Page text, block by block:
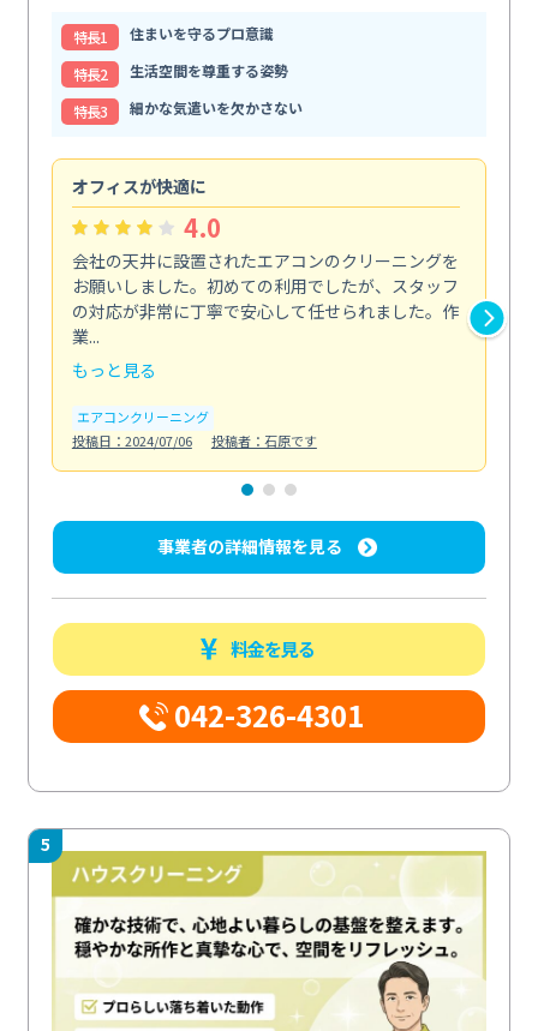
特⻑1
住まいを守るプロ意識
特⻑2
生活空間を尊重する姿勢
特⻑3
細かな気遣いを欠かさない
オフィスが快適に
4.0
会社の天井に設置されたエアコンのクリーニングを
お願いしました。初めての利用でしたが、スタッフ
の対応が非常に丁寧で安心して任せられました。作
業...
もっと見る
エアコンクリーニング
投稿日：2024/07/06
投稿者：石原です
事業者の詳細情報を見る
料金を見る
042-326-4301
5